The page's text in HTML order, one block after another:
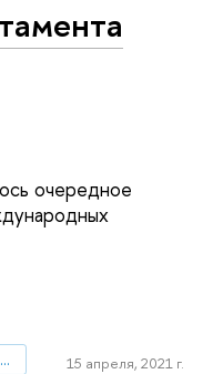
очередное
Департамент международных отношений
15 апреля, 2021 г.